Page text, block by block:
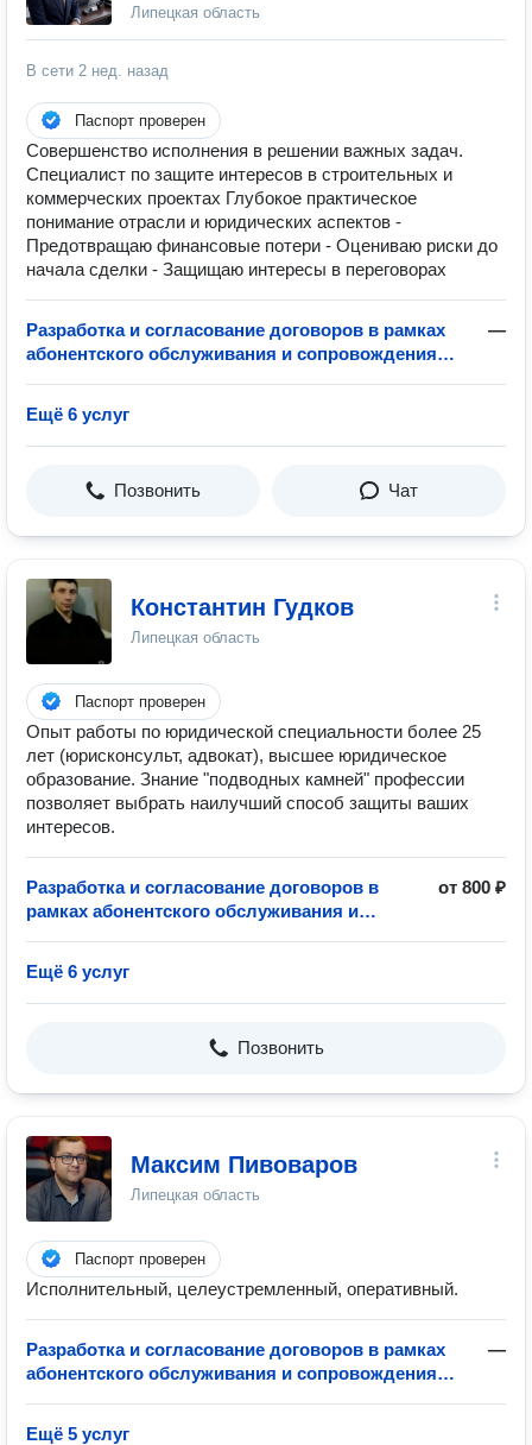
Липецкая область
В сети 2 нед. назад
Паспорт проверен
Совершенство исполнения в решении важных задач.
Специалист по защите интересов в строительных и
коммерческих проектах Глубокое практическое
понимание отрасли и юридических аспектов -
Предотвращаю финансовые потери - Оцениваю риски до
начала сделки - Защищаю интересы в переговорах
Разработка и согласование договоров в рамках
абонентского обслуживания и сопровождения
—
Ещё 6 услуг
Позвонить Чат
Константин Гудков
Липецкая область
Паспорт проверен
Опыт работы по юридической специальности более 25
лет (юрисконсульт, адвокат), высшее юридическое
образование. Знание "подводных камней" профессии
позволяет выбрать наилучший способ защиты ваших
интересов.
Разработка и согласование договоров в
рамках абонентского обслуживания и
от 800 ₽
Ещё 6 услуг
Позвонить
Максим Пивоваров
Липецкая область
Паспорт проверен
Исполнительный, целеустремленный, оперативный.
Разработка и согласование договоров в рамках
абонентского обслуживания и сопровождения
—
Ещё 5 услуг